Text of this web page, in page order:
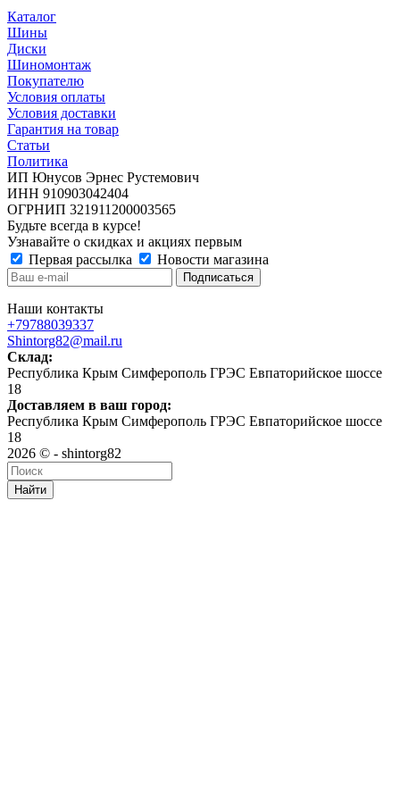
Каталог
Шины
Диски
Шиномонтаж
Покупателю
Условия оплаты
Условия доставки
Гарантия на товар
Статьи
Политика
ИП Юнусов Эрнес Рустемович
ИНН 910903042404
ОГРНИП 321911200003565
Будьте всегда в курсе!
Узнавайте о скидках и акциях первым
Первая рассылка
Новости магазина
Наши контакты
+79788039337
Shintorg82@mail.ru
Склад:
Республика Крым Симферополь ГРЭС Евпаторийское шоссе
18
Доставляем в ваш город:
Республика Крым Симферополь ГРЭС Евпаторийское шоссе
18
2026 © - shintorg82
Найти